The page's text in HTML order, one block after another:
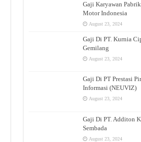
Gaji Karyawan
Motor Indonesia
August 23, 2024
Gaji Di PT. Kurnia
Gemilang
August 23, 2024
Gaji Di PT Prestasi
Informasi (NEUVIZ)
August 23, 2024
Gaji Di PT. Additon
Sembada
August 23, 2024